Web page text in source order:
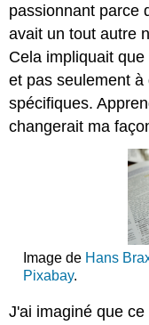
passionnant parce
avait un tout autre
Cela impliquait
et pas seulement
spécifiques.
changerait ma
Image de Hans
Pixabay.
J'ai imaginé que